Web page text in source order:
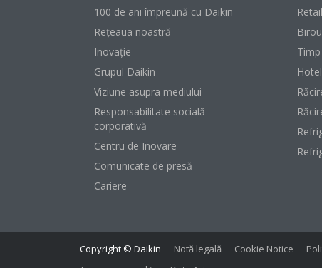
100 de ani împreună cu Daikin
Reţeaua noastră
Inovaţie
Grupul Daikin
Viziune asupra mediului
Responsabilitate socială
corporativă
Centru de Inovare
Comunicate de presă
Cariere
Retail
Copyright © Daikin Notă legală Cookie Notice